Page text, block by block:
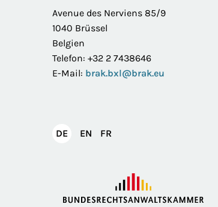
Avenue des Nerviens 85/9
1040 Brüssel
Belgien
Telefon: +32 2 7438646
E-Mail: brak.bxl@brak.eu
DEDeutsch
EN English
FR